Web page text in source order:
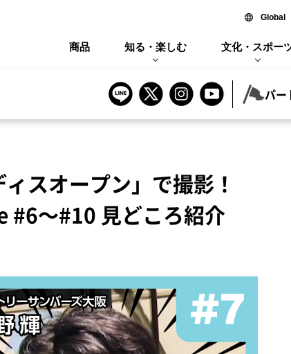
Global
商品 知る・楽しむ 文化・スポー
パー
スオープン」で撮影！
#6～#10 見どころ紹介